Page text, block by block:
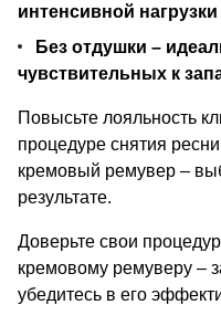
интенсивной нагрузки
Без отдушки –
чувствительных к
Повысьте лояльность
процедуре снятия
кремовый ремувер –
результате.
Доверьте свои
кремовому ремуверу –
убедитесь в его